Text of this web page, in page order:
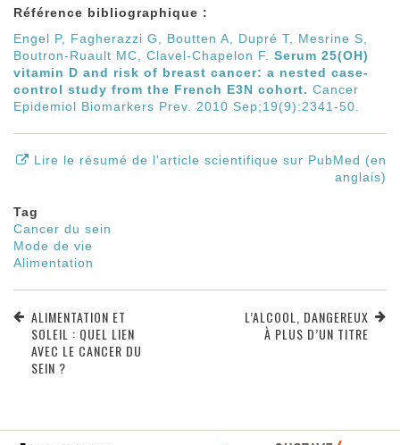
Référence bibliographique :
Engel P, Fagherazzi G, Boutten A, Dupré T, Mesrine S,
Boutron-Ruault MC, Clavel-Chapelon F. Serum 25(OH)
vitamin D and risk of breast cancer: a nested case-
control study from the French E3N cohort. Cancer
Epidemiol Biomarkers Prev. 2010 Sep;19(9):2341-50.
Lire le résumé de l'article scientifique sur PubMed (en
anglais)
Tag
Cancer du sein
Mode de vie
Alimentation
ALIMENTATION ET
SOLEIL : QUEL LIEN
AVEC LE CANCER DU
SEIN ?
L’ALCOOL, DANGEREUX
À PLUS D’UN TITRE